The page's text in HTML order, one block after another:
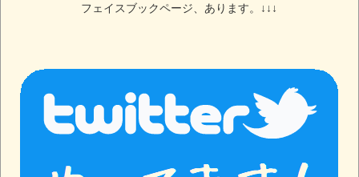
フェイスブックページ、あります。↓↓↓